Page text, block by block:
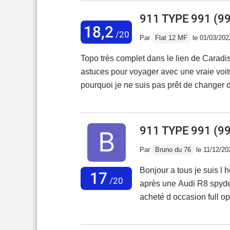
aussi facilement
puissante mais moins
moins polyvalente.Pour
GTS est tout
tranquillement et
hargne et virilité dans
est rageur dans les
des génies, ils ont
d'une atmo. Du grand
pas trop parfaites
toutes les 911
coude. Et cela me
18,2 /20
911 TYPE 991
Par Flat 12 MF le 01/03/
Topo très complet dans le lien de
astuces pour voyager avec une vraie
pourquoi je ne suis pas prêt de changer
mod%C3%A8le-2015/#comments
17 /20
911 TYPE 991
Par Bruno du 76 le 11/12/
Bonjour a tous je suis l
après une Audi R8
acheté d occasion full
regrette pas mon achat